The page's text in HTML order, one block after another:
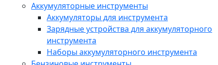
Аккумуляторные инструменты
Аккумуляторы для инструмента
Зарядные устройства для аккумуляторного
инструмента
Наборы аккумуляторного инструмента